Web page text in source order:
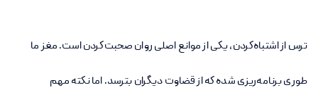
ترس از اشتباه‌کردن، یکی از موانع اصلی روان صحبت‌کردن است. مغز ما
طوری برنامه‌ریزی شده که از قضاوت دیگران بترسد. اما نکته مهم